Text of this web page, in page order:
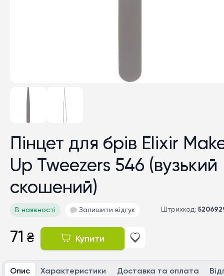
Пінцет для брів Elixir
Up Tweezers 546 (вузький
скошений)
В наявності Залишити відгук Штрихкод:
71 ₴ Купити
Опис Характеристики Доставка та оплата